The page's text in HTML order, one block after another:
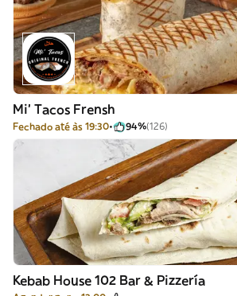
Mi' Tacos Frensh
Fechado até às 19:30 94%(126)
Kebab House 102 Bar & Pizzería